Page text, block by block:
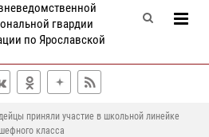
гвардии
по Ярославской
приняли участие в школьной линейке
класса